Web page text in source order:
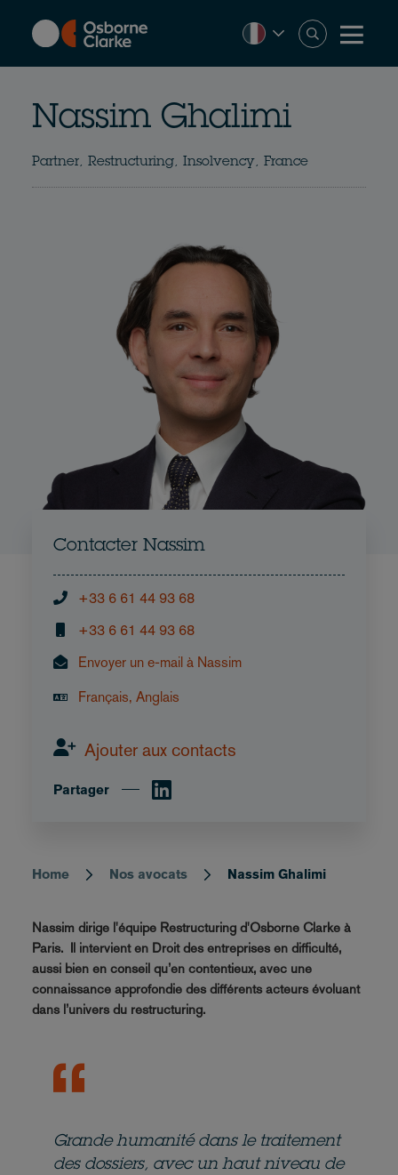
content
Nassim Ghalimi
Partner, Restructuring, Insolvency, France
Breadcrumb
Home Nos avocats Nassim Ghalimi
Nassim dirige l'équipe Restructuring d'Osborne Clarke à
Paris. Il intervient en Droit des entreprises en difficulté,
aussi bien en conseil qu’en contentieux, avec une
connaissance approfondie des différents acteurs évoluant
dans l’univers du restructuring.
Grande humanité dans le traitement
des dossiers, avec un haut niveau de
Contacter Nassim
+33 6 61 44 93 68
+33 6 61 44 93 68
Envoyer un e-mail à Nassim
Français, Anglais
Ajouter aux contacts
Partager